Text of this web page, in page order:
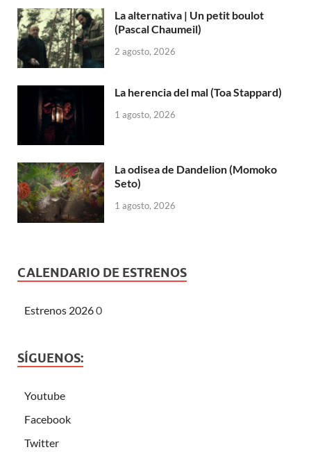
La alternativa | Un petit boulot
(Pascal Chaumeil)
2 agosto, 2026
La herencia del mal (Toa Stappard)
1 agosto, 2026
La odisea de Dandelion (Momoko
Seto)
1 agosto, 2026
CALENDARIO DE ESTRENOS
Estrenos 20260
SÍGUENOS:
Youtube
Facebook
Twitter